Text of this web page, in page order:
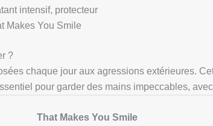
intensif, protecteur
Makes You Smile
?
chaque jour aux agressions extérieures.
pour garder des mains impeccables,
That Makes You Smile